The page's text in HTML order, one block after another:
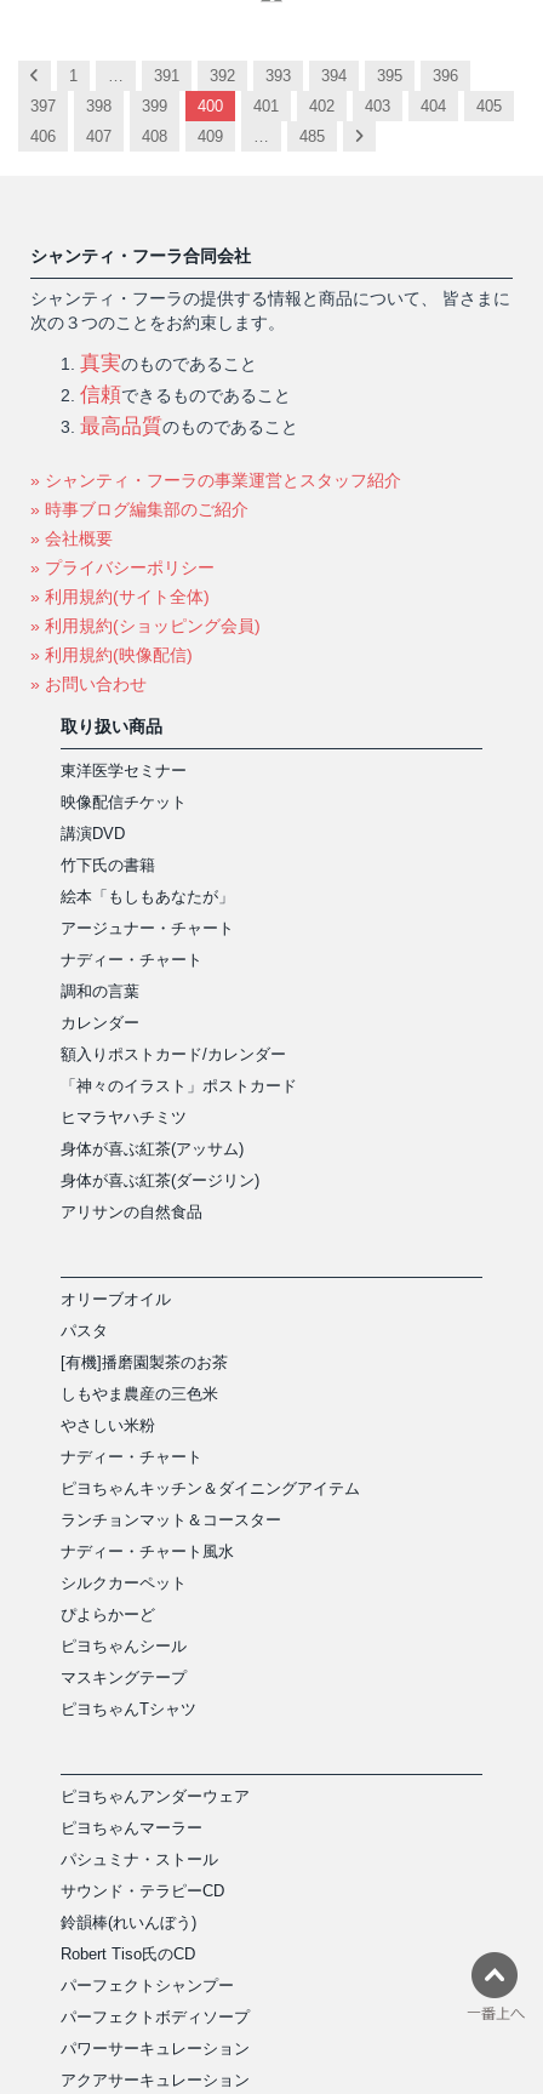
Previous
1 … 391 392 393 394 395
396
397
398 399 400 401 402 403 404
405
406
407 408 409 … 485 Next
シャンティ・フーラ合同会社
シャンティ・フーラの提供する情報と商品について、 皆さまに
次の３つのことをお約束します。
真実のものであること
信頼できるものであること
最高品質のものであること
» シャンティ・フーラの事業運営とスタッフ紹介
» 時事ブログ編集部のご紹介
» 会社概要
» プライバシーポリシー
» 利用規約(サイト全体)
» 利用規約(ショッピング会員)
» 利用規約(映像配信)
» お問い合わせ
取り扱い商品
東洋医学セミナー
映像配信チケット
講演DVD
竹下氏の書籍
絵本「もしもあなたが」
アージュナー・チャート
ナディー・チャート
調和の言葉
カレンダー
額入りポストカード/カレンダー
「神々のイラスト」ポストカード
ヒマラヤハチミツ
身体が喜ぶ紅茶(アッサム)
身体が喜ぶ紅茶(ダージリン)
アリサンの自然食品
オリーブオイル
パスタ
[有機]播磨園製茶のお茶
しもやま農産の三色米
やさしい米粉
ナディー・チャート
ピヨちゃんキッチン＆ダイニングアイテム
ランチョンマット＆コースター
ナディー・チャート風水
シルクカーペット
ぴよらかーど
ピヨちゃんシール
マスキングテープ
ピヨちゃんTシャツ
ピヨちゃんアンダーウェア
ピヨちゃんマーラー
パシュミナ・ストール
サウンド・テラピーCD
鈴韻棒(れいんぼう)
Robert Tiso氏のCD
パーフェクトシャンプー
パーフェクトボディソープ
パワーサーキュレーション
アクアサーキュレーション